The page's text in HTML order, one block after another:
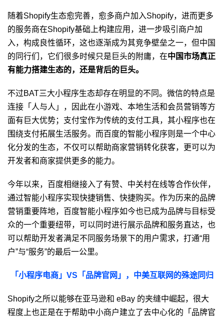
随着Shopify生态愈完善，愈多商户加入Shopify，进而更多
的服务商在Shopify基础上构建应用，进一步吸引商户加
入，构成良性循环，这也逐渐成为其竞争壁垒之一，但中国
的同行们，它们很多时候只是巨头的附庸，在中国市场真正
有能力搭建生态的，还是背后的巨头。
不过BAT三大小程序生态却存在明显的不同。微信的特点是
连接「人与人」，因此在小游戏、本地生活和会员营销等方
面有巨大优势；支付宝作为传统的支付工具，其小程序也在
围绕支付拓展生活服务。而百度的智能小程序则是一个中心
化分发的生态，不仅可以帮助商家营销转化获客，更可以为
开发者和商家提供更多的能力。
今年以来，百度相继接入了有赞、中关村在线等合作伙伴，
通过智能小程序实现快捷销售、快捷购买。作为历来的品牌
营销重要阵地，百度智能小程序如今也已成为品牌与目标受
众的一个重要纽带，可以同时进行展示品牌和服务直达，也
可以帮助开发者满足不同服务场景下的用户需求，打通“用
户”与“服务”的最后一公里。
「小程序电商」VS「品牌官网」，中美互联网的殊途同归
Shopify之所以能够在亚马逊和 eBay 的夹缝中崛起，很大
程度上也正是在于帮助中小商户建立了去中心化的「品牌官